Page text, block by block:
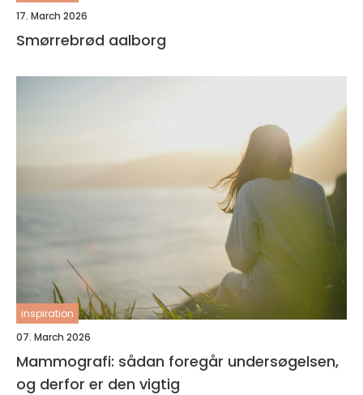
17. March 2026
Smørrebrød aalborg
inspiration
07. March 2026
Mammografi: sådan foregår undersøgelsen,
og derfor er den vigtig